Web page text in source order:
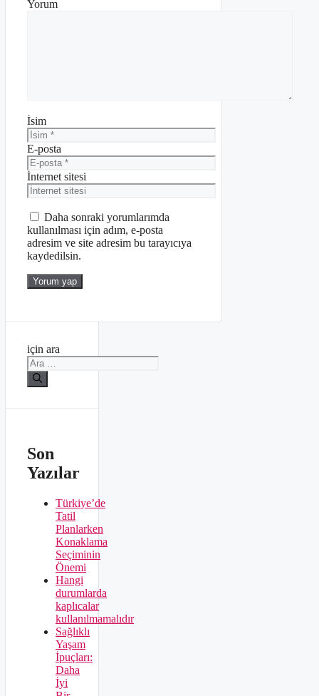
Yorum
İsim
E-posta
İnternet sitesi
Daha sonraki yorumlarımda
kullanılması için adım, e-posta
adresim ve site adresim bu tarayıcıya
kaydedilsin.
için ara
Son
Yazılar
Türkiye’de
Tatil
Planlarken
Konaklama
Seçiminin
Önemi
Hangi
durumlarda
kaplıcalar
kullanılmamalıdır
Sağlıklı
Yaşam
İpuçları:
Daha
İyi